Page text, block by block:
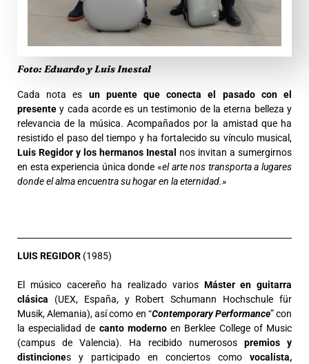
Foto: Eduardo y Luis Inestal
Cada nota es un puente que conecta el pasado con el
presente y cada acorde es un testimonio de la eterna belleza y
relevancia de la música. Acompañados por la amistad que ha
resistido el paso del tiempo y ha fortalecido su vínculo musical,
Luis Regidor y los hermanos Inestal nos invitan a sumergirnos
en esta experiencia única donde «el arte nos transporta a lugares
donde el alma encuentra su hogar en la eternidad.»
LUIS REGIDOR (1985)
El músico cacereño ha realizado varios Máster en guitarra
clásica (UEX, España, y Robert Schumann Hochschule für
Musik, Alemania), así como en “Contemporary Performance” con
la especialidad de canto modernoen Berklee College of Music
(campus de Valencia). Ha recibido numerosos premios y
distinciones y participado en conciertos como vocalista,